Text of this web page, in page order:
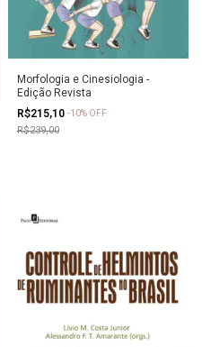
Morfologia e Cinesiologia -
Edição Revista
R$215,10 -10% OFF
R$239,00